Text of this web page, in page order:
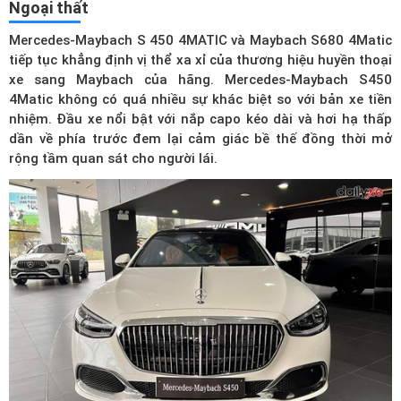
Ngoại thất
Mercedes-Maybach S 450 4MATIC và Maybach S680 4Matic
tiếp tục khẳng định vị thể xa xỉ của thương hiệu huyền thoại
xe sang Maybach của hãng. Mercedes-Maybach S450
4Matic không có quá nhiều sự khác biệt so với bản xe tiền
nhiệm. Đầu xe nổi bật với nắp capo kéo dài và hơi hạ thấp
dần về phía trước đem lại cảm giác bề thế đồng thời mở
rộng tầm quan sát cho người lái.